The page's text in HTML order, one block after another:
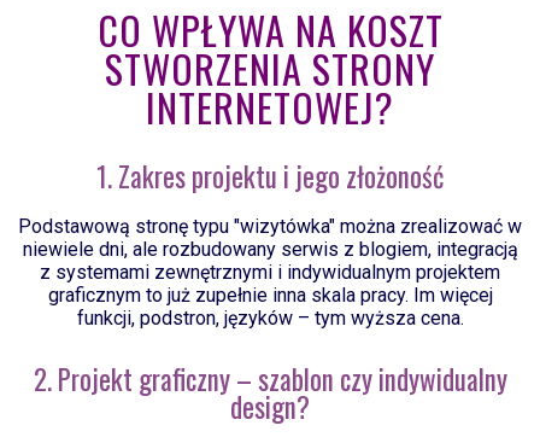
CO WPŁYWA NA KOSZT
STWORZENIA STRONY
INTERNETOWEJ?
1. Zakres projektu i jego złożoność
Podstawową stronę typu "wizytówka" można zrealizować w
niewiele dni, ale rozbudowany serwis z blogiem, integracją
z systemami zewnętrznymi i indywidualnym projektem
graficznym to już zupełnie inna skala pracy. Im więcej
funkcji, podstron, języków – tym wyższa cena.
2. Projekt graficzny – szablon czy indywidualny
design?